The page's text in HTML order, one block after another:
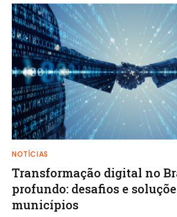
NOTÍCIAS
Transformação digital no
profundo: desafios e
municípios